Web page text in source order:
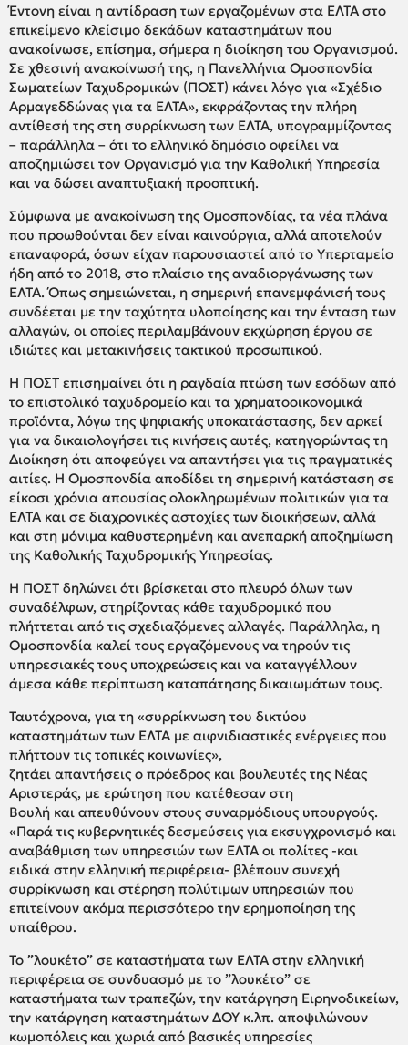
Έντονη είναι η αντίδραση των εργαζομένων στα ΕΛΤΑ στο
επικείμενο κλείσιμο δεκάδων καταστημάτων που
ανακοίνωσε, επίσημα, σήμερα η διοίκηση του Οργανισμού.
Σε χθεσινή ανακοίνωσή της, η Πανελλήνια Ομοσπονδία
Σωματείων Ταχυδρομικών (ΠΟΣΤ) κάνει λόγο για «Σχέδιο
Αρμαγεδδώνας για τα ΕΛΤΑ», εκφράζοντας την πλήρη
αντίθεσή της στη συρρίκνωση των ΕΛΤΑ, υπογραμμίζοντας
– παράλληλα – ότι το ελληνικό δημόσιο οφείλει να
αποζημιώσει τον Οργανισμό για την Καθολική Υπηρεσία
και να δώσει αναπτυξιακή προοπτική.
Σύμφωνα με ανακοίνωση της Ομοσπονδίας, τα νέα πλάνα
που προωθούνται δεν είναι καινούργια, αλλά αποτελούν
επαναφορά, όσων είχαν παρουσιαστεί από το Υπερταμείο
ήδη από το 2018, στο πλαίσιο της αναδιοργάνωσης των
ΕΛΤΑ. Όπως σημειώνεται, η σημερινή επανεμφάνισή τους
συνδέεται με την ταχύτητα υλοποίησης και την ένταση των
αλλαγών, οι οποίες περιλαμβάνουν εκχώρηση έργου σε
ιδιώτες και μετακινήσεις τακτικού προσωπικού.
Η ΠΟΣΤ επισημαίνει ότι η ραγδαία πτώση των εσόδων από
το επιστολικό ταχυδρομείο και τα χρηματοοικονομικά
προϊόντα, λόγω της ψηφιακής υποκατάστασης, δεν αρκεί
για να δικαιολογήσει τις κινήσεις αυτές, κατηγορώντας τη
Διοίκηση ότι αποφεύγει να απαντήσει για τις πραγματικές
αιτίες. Η Ομοσπονδία αποδίδει τη σημερινή κατάσταση σε
είκοσι χρόνια απουσίας ολοκληρωμένων πολιτικών για τα
ΕΛΤΑ και σε διαχρονικές αστοχίες των διοικήσεων, αλλά
και στη μόνιμα καθυστερημένη και ανεπαρκή αποζημίωση
της Καθολικής Ταχυδρομικής Υπηρεσίας.
Η ΠΟΣΤ δηλώνει ότι βρίσκεται στο πλευρό όλων των
συναδέλφων, στηρίζοντας κάθε ταχυδρομικό που
πλήττεται από τις σχεδιαζόμενες αλλαγές. Παράλληλα, η
Ομοσπονδία καλεί τους εργαζόμενους να τηρούν τις
υπηρεσιακές τους υποχρεώσεις και να καταγγέλλουν
άμεσα κάθε περίπτωση καταπάτησης δικαιωμάτων τους.
Ταυτόχρονα, για τη «συρρίκνωση του δικτύου
καταστημάτων των ΕΛΤΑ με αιφνιδιαστικές ενέργειες που
πλήττουν τις τοπικές κοινωνίες»,
ζητάει απαντήσεις ο πρόεδρος και βουλευτές της Νέας
Αριστεράς, με ερώτηση που κατέθεσαν στη
Βουλή και απευθύνουν στους συναρμόδιους υπουργούς.
«Παρά τις κυβερνητικές δεσμεύσεις για εκσυγχρονισμό και
αναβάθμιση των υπηρεσιών των ΕΛΤΑ οι πολίτες -και
ειδικά στην ελληνική περιφέρεια- βλέπουν συνεχή
συρρίκνωση και στέρηση πολύτιμων υπηρεσιών που
επιτείνουν ακόμα περισσότερο την ερημοποίηση της
υπαίθρου.
Το ”λουκέτο” σε καταστήματα των ΕΛΤΑ στην ελληνική
περιφέρεια σε συνδυασμό με το ”λουκέτο” σε
καταστήματα των τραπεζών, την κατάργηση Ειρηνοδικείων,
την κατάργηση καταστημάτων ΔΟΥ κ.λπ. αποψιλώνουν
κωμοπόλεις και χωριά από βασικές υπηρεσίες